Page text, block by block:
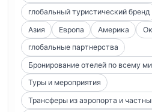
глобальный туристический бренд
Азия
Европа Америка
глобальные партнерства
Бронирование отелей по всему
Туры и мероприятия
Трансферы из аэропорта и